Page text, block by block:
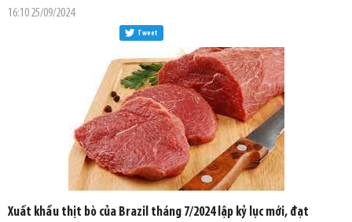
16:10 25/09/2024
Tweet
Xuất khẩu thịt bò của Brazil tháng 7/2024 lập kỷ lục mới, đạt